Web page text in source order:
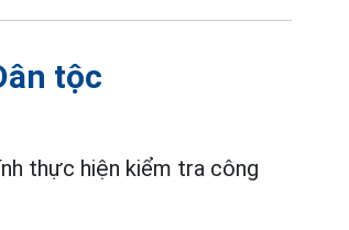
tộc
thực hiện kiểm tra công